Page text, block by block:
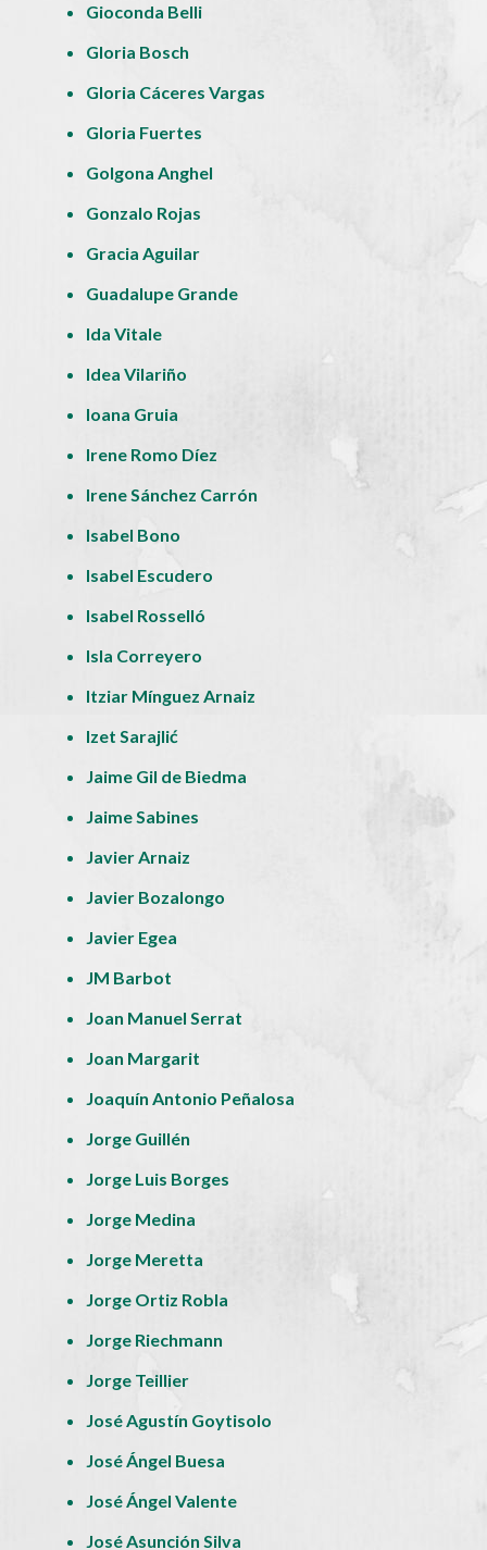
Gioconda Belli
Gloria Bosch
Gloria Cáceres Vargas
Gloria Fuertes
Golgona Anghel
Gonzalo Rojas
Gracia Aguilar
Guadalupe Grande
Ida Vitale
Idea Vilariño
Ioana Gruia
Irene Romo Díez
Irene Sánchez Carrón
Isabel Bono
Isabel Escudero
Isabel Rosselló
Isla Correyero
Itziar Mínguez Arnaiz
Izet Sarajlić
Jaime Gil de Biedma
Jaime Sabines
Javier Arnaiz
Javier Bozalongo
Javier Egea
JM Barbot
Joan Manuel Serrat
Joan Margarit
Joaquín Antonio Peñalosa
Jorge Guillén
Jorge Luis Borges
Jorge Medina
Jorge Meretta
Jorge Ortiz Robla
Jorge Riechmann
Jorge Teillier
José Agustín Goytisolo
José Ángel Buesa
José Ángel Valente
José Asunción Silva